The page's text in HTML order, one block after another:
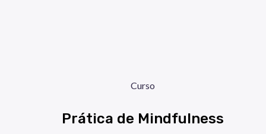
Curso
Prática de Mindfulness